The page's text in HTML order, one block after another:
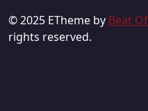
© 2025 ETheme by Beat
rights reserved.